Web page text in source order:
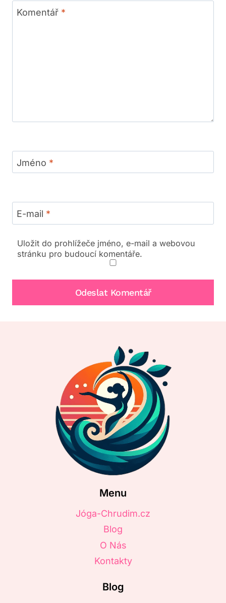
Komentář *
Jméno *
E-mail *
Uložit do prohlížeče jméno, e-mail a webovou
stránku pro budoucí komentáře.
Menu
Jóga-Chrudim.cz
Blog
O Nás
Kontakty
Blog